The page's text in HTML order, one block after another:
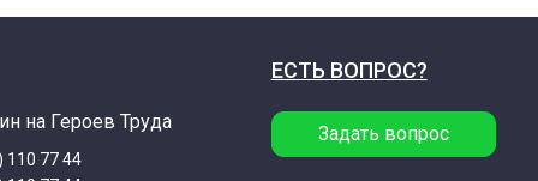
на Героев Труда
110 77 44
ЕСТЬ ВОПРОС?
Задать вопрос